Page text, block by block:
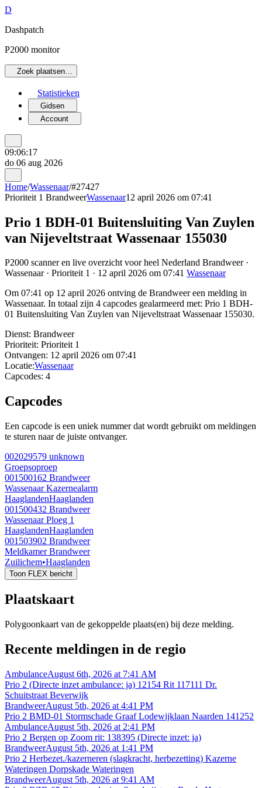
D
Dashpatch
P2000 monitor
Zoek plaatsen…
Statistieken
Gidsen
Account
09:06:17
do 06 aug 2026
Home/Wassenaar/#27427
Prioriteit 1 BrandweerWassenaar12 april 2026 om 07:41
Prio 1 BDH-01 Buitensluiting Van Zuylen
van Nijeveltstraat Wassenaar 155030
P2000 scanner en live overzicht voor heel Nederland Brandweer ·
Wassenaar · Prioriteit 1 · 12 april 2026 om 07:41 Wassenaar
Om 07:41 op 12 april 2026 ontving de Brandweer een melding in
Wassenaar. In totaal zijn 4 capcodes gealarmeerd met: Prio 1 BDH-
01 Buitensluiting Van Zuylen van Nijeveltstraat Wassenaar 155030.
Dienst: Brandweer
Prioriteit: Prioriteit 1
Ontvangen: 12 april 2026 om 07:41
Locatie:Wassenaar
Capcodes: 4
Capcodes
Een capcode is een uniek nummer dat wordt gebruikt om meldingen
te sturen naar de juiste ontvanger.
002029579 unknown
Groepsoproep
001500162 Brandweer
Wassenaar Kazernealarm
HaaglandenHaaglanden
001500432 Brandweer
Wassenaar Ploeg 1
HaaglandenHaaglanden
001503902 Brandweer
Meldkamer Brandweer
Zuilichem•Haaglanden
Toon FLEX bericht
Plaatskaart
Polygoonkaart van de gekoppelde plaats(en) bij deze melding.
Recente meldingen in de regio
AmbulanceAugust 6th, 2026 at 7:41 AM
Prio 2 (Directe inzet ambulance: ja) 12154 Rit 117111 Dr.
Schuitstraat Beverwijk
BrandweerAugust 5th, 2026 at 4:41 PM
Prio 2 BMD-01 Stormschade Graaf Lodewijklaan Naarden 141252
AmbulanceAugust 5th, 2026 at 2:41 PM
Prio 2 Bergen op Zoom rit: 138395 (Directe inzet: ja)
BrandweerAugust 5th, 2026 at 1:41 PM
Prio 2 Herbezet./kazerneren (slagkracht, herbezetting) Kazerne
Wateringen Dorpskade Wateringen
BrandweerAugust 5th, 2026 at 9:41 AM